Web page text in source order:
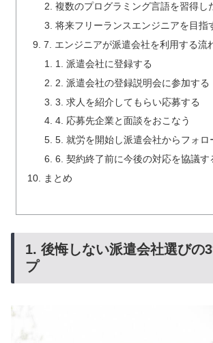
複数のプログラミング言語を習得し
将来フリーランスエンジニアを目指
7. エンジニアが派遣会社を利用する流
1. 派遣会社に登録する
2. 派遣会社の登録説明会に参加する
3. 求人を紹介してもらい応募する
4. 応募先企業と面談をおこなう
5. 就労を開始し派遣会社からフォロ
6. 契約終了前に今後の対応を協議す
まとめ
1. 後悔しない派遣会社選びの
プ